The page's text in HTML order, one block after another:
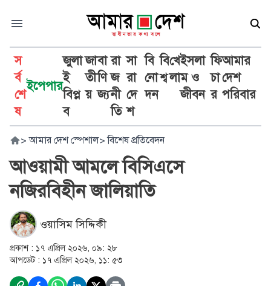
স
র্ব
শে
ষ
ইপেপার
জুলা
ই
বিপ্ল
ব
জা
তী
য়
বা
ণি
জ্য
রা
জ
নী
তি
সা
রা
দে
শ
বি
নো
দন
বি
শ্ব
খে
লা
ইসলা
ম ও
জীবন
ফি
চা
র
আমার
দেশ
পরিবার
> আমার দেশ স্পেশাল> বিশেষ প্রতিবেদন
আওয়ামী আমলে বিসিএসে
নজিরবিহীন জালিয়াতি
ওয়াসিম সিদ্দিকী
প্রকাশ : ১৭ এপ্রিল ২০২৬, ০৯: ২৮
আপডেট : ১৭ এপ্রিল ২০২৬, ১১: ৫৩